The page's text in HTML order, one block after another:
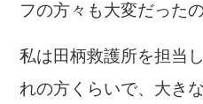
フの方々も大変だった
私は田柄救護所を担当
れの方くらいで、大き